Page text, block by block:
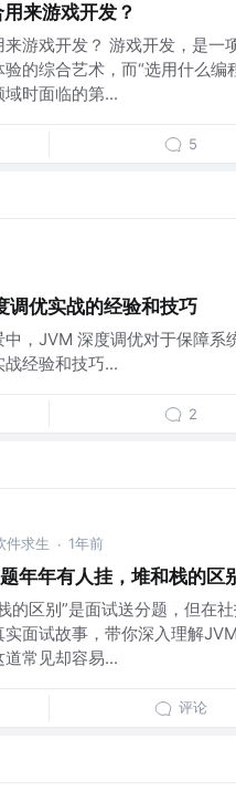
来游戏开发？
游戏开发？ 游戏开发，是一
的综合艺术，而“选用什么编
时面临的第...
5
调优实战的经验和技巧
，JVM 深度调优对于保障系
经验和技巧...
2
件求生 · 1年前
年年有人挂，堆和栈的区
的区别”是面试送分题，但在
面试故事，带你深入理解
常见却容易...
评论